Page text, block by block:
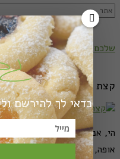
שלכם מעובדים.
קצת עלי
הי, אני מירב גביש - גבישס
אופה, מבשלת, משוטטת,
כדאי לך להירשם